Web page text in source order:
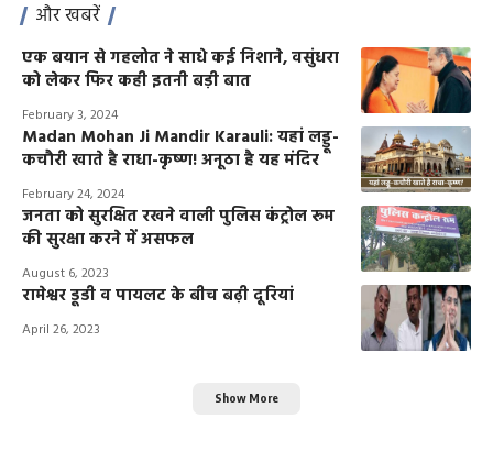
और खबरें
एक बयान से गहलोत ने साधे कई निशाने, वसुंधरा
को लेकर फिर कही इतनी बड़ी बात
February 3, 2024
Madan Mohan Ji Mandir Karauli: यहां लड्डू-
कचौरी खाते है राधा-कृष्ण! अनूठा है यह मंदिर
February 24, 2024
जनता को सुरक्षित रखने वाली पुलिस कंट्रोल रूम
की सुरक्षा करने में असफल
August 6, 2023
रामेश्वर डूडी व पायलट के बीच बढ़ी दूरियां
April 26, 2023
Show More